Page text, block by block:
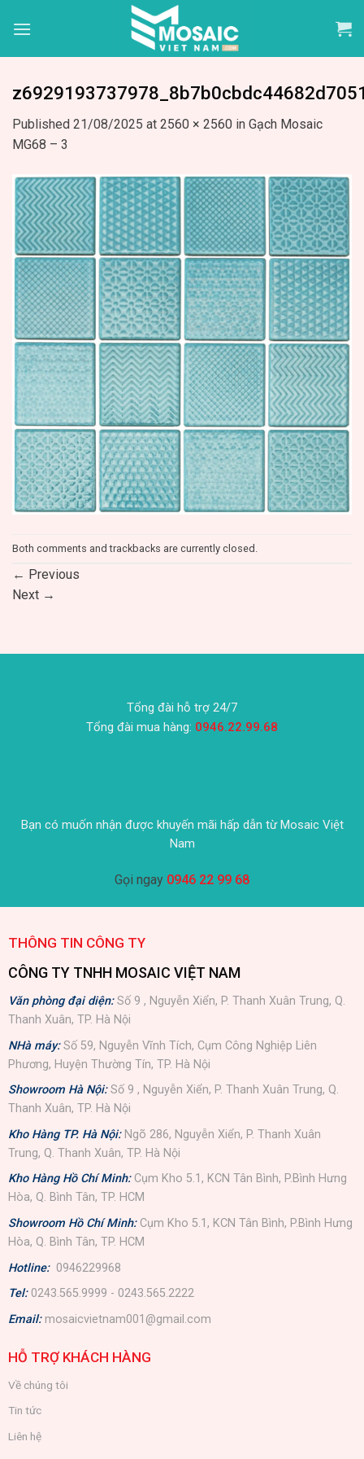
Published 21/08/2025 at 2560 × 2560 in Gạch Mosaic
MG68 – 3
Both comments and trackbacks are currently closed.
← Previous
Next →
Tổng đài hỗ trợ 24/7
Tổng đài mua hàng: 0946.22.99.68
Bạn có muốn nhận được khuyến mãi hấp dẫn từ Mosaic Việt
Nam
Gọi ngay 0946 22 99 68
THÔNG TIN CÔNG TY
CÔNG TY TNHH MOSAIC VIỆT NAM
Văn phòng đại diện:Số 9 , Nguyễn Xiển, P. Thanh Xuân Trung, Q.
Thanh Xuân, TP. Hà Nội
NHà máy: Số 59, Nguyễn Vĩnh Tích, Cụm Công Nghiệp Liên
Phương, Huyện Thường Tín, TP. Hà Nội
Showroom Hà Nội: Số 9 , Nguyễn Xiển, P. Thanh Xuân Trung, Q.
Thanh Xuân, TP. Hà Nội
Kho Hàng TP. Hà Nội: Ngõ 286, Nguyễn Xiển, P. Thanh Xuân
Trung, Q. Thanh Xuân, TP. Hà Nội
Kho Hàng Hồ Chí Minh: Cụm Kho 5.1, KCN Tân Bình, P.Bình Hưng
Hòa, Q. Bình Tân, TP. HCM
Showroom Hồ Chí Minh: Cụm Kho 5.1, KCN Tân Bình, P.Bình Hưng
Hòa, Q. Bình Tân, TP. HCM
Hotline: 0946229968
Tel: 0243.565.9999 - 0243.565.2222
Email: mosaicvietnam001@gmail.com
HỖ TRỢ KHÁCH HÀNG
Về chúng tôi
Tin tức
Liên hệ